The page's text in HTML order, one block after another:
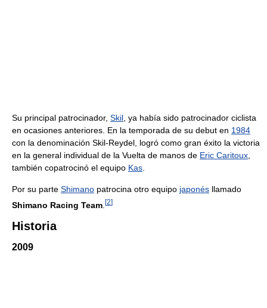
Su principal patrocinador, Skil , ya había sido patrocinador ciclista
en ocasiones anteriores. En la temporada de su debut en 1984
con la denominación Skil-Reydel, logró como gran éxito la victoria
en la general individual de la Vuelta de manos de Eric Caritoux
también copatrocinó el equipo Kas
Por su parte Shimano patrocina otro equipo japonés llamado
Shimano Racing Team [2]
Historia
2009